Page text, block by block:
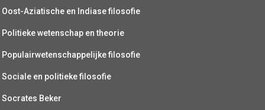
Oost-Aziatische en Indiase filosofie
Politieke wetenschap en theorie
Populairwetenschappelijke filosofie
Sociale en politieke filosofie
Socrates Beker